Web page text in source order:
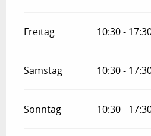
Freitag 10:30 -
Samstag 10:30 -
Sonntag 10:30 -